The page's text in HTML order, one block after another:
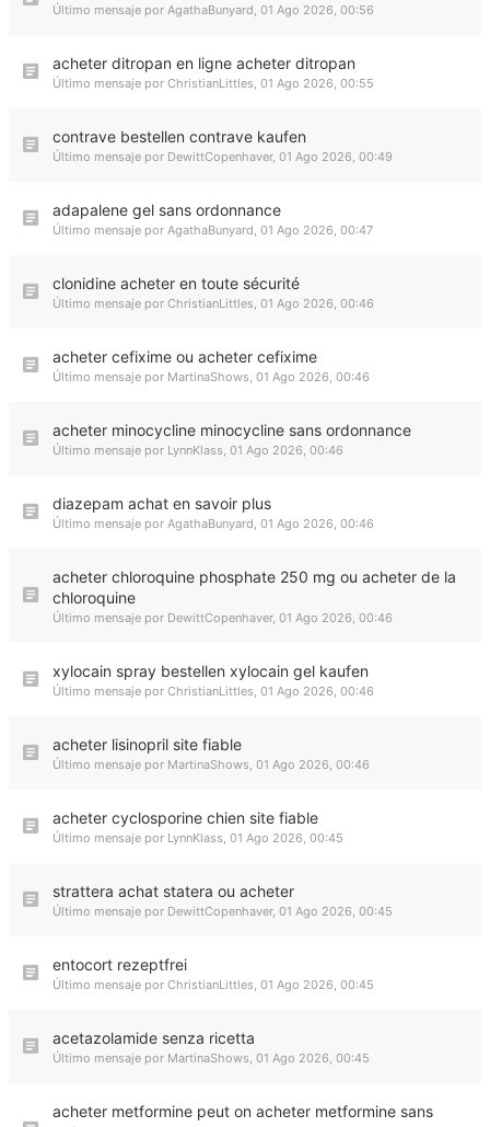
Último mensaje por AgathaBunyard, 01 Ago 2026, 00:56
acheter ditropan en ligne acheter ditropan
Último mensaje por ChristianLittles, 01 Ago 2026, 00:55
contrave bestellen contrave kaufen
Último mensaje por DewittCopenhaver, 01 Ago 2026, 00:49
adapalene gel sans ordonnance
Último mensaje por AgathaBunyard, 01 Ago 2026, 00:47
clonidine acheter en toute sécurité
Último mensaje por ChristianLittles, 01 Ago 2026, 00:46
acheter cefixime ou acheter cefixime
Último mensaje por MartinaShows, 01 Ago 2026, 00:46
acheter minocycline minocycline sans ordonnance
Último mensaje por LynnKlass, 01 Ago 2026, 00:46
diazepam achat en savoir plus
Último mensaje por AgathaBunyard, 01 Ago 2026, 00:46
acheter chloroquine phosphate 250 mg ou acheter de la
chloroquine
Último mensaje por DewittCopenhaver, 01 Ago 2026, 00:46
xylocain spray bestellen xylocain gel kaufen
Último mensaje por ChristianLittles, 01 Ago 2026, 00:46
acheter lisinopril site fiable
Último mensaje por MartinaShows, 01 Ago 2026, 00:46
acheter cyclosporine chien site fiable
Último mensaje por LynnKlass, 01 Ago 2026, 00:45
strattera achat statera ou acheter
Último mensaje por DewittCopenhaver, 01 Ago 2026, 00:45
entocort rezeptfrei
Último mensaje por ChristianLittles, 01 Ago 2026, 00:45
acetazolamide senza ricetta
Último mensaje por MartinaShows, 01 Ago 2026, 00:45
acheter metformine peut on acheter metformine sans